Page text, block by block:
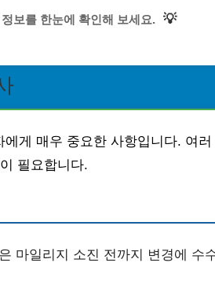
보를 한눈에 확인해 보세요. 💡
게 매우 중요한 사항입니다. 여
필요합니다.
마일리지 소진 전까지 변경에 수